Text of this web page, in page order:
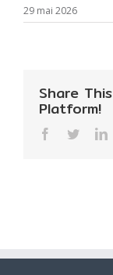
29 mai 2026
Share
Platform!
Facebook
Twitter